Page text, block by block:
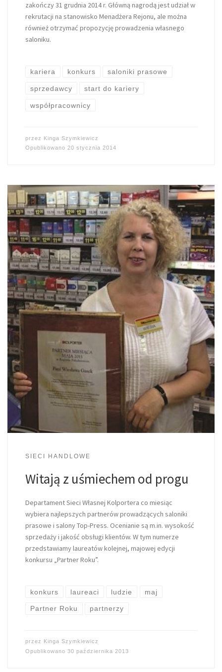
zakończy 31 grudnia 2014 r. Główną nagrodą jest udział w
rekrutacji na stanowisko Menadżera Rejonu, ale można
również otrzymać propozycję prowadzenia własnego
saloniku.
kariera konkurs saloniki prasowe
sprzedawcy start do kariery
współpracownicy
przez Kinga Szymkiewicz
Opublikowano 20 stycznia 2014
SIECI HANDLOWE
Witają z uśmiechem od progu
Departament Sieci Własnej Kolportera co miesiąc
wybiera najlepszych partnerów prowadzących saloniki
prasowe i salony Top-Press. Ocenianie są m.in. wysokość
sprzedaży i jakość obsługi klientów. W tym numerze
przedstawiamy laureatów kolejnej, majowej edycji
konkursu „Partner Roku”.
konkurs laureaci ludzie maj
Partner Roku partnerzy
przez
Kinga Szymkiewicz
Opublikowano 30 października 2013